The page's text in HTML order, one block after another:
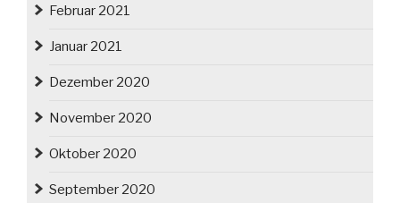
Februar 2021
Januar 2021
Dezember 2020
November 2020
Oktober 2020
September 2020